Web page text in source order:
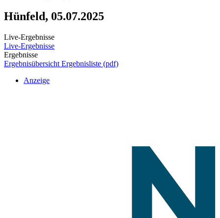
Hünfeld, 05.07.2025
Live-Ergebnisse
Live-Ergebnisse
Ergebnisse
Ergebnisübersicht Ergebnisliste (pdf)
Anzeige